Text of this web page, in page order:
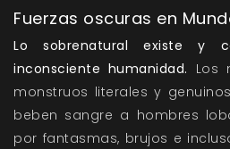
Fuerzas oscuras en
Lo sobrenatural existe y
inconsciente humanidad. Los
monstruos literales y
beben sangre a hombres
por fantasmas, brujos e